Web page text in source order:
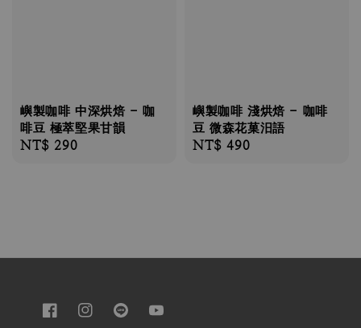
嶼製咖啡 中深烘焙 - 咖
啡豆 極萃堅果甘韻
Regular
NT$ 290
嶼製咖啡 淺烘焙 - 咖啡
豆 微森花菓汨語
Regular
NT$ 490